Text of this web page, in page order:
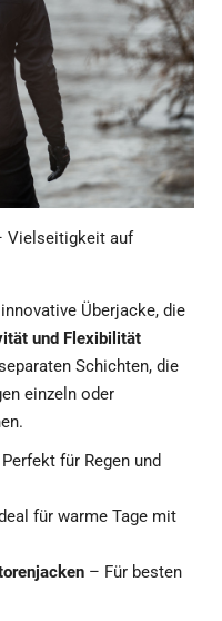
Vielseitigkeit auf
Überjacke, die
und Flexibilität
Schichten, die
einzeln oder
für Regen und
für warme Tage mit
– Für besten